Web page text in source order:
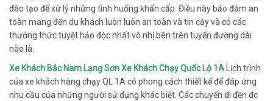
đào tạo để xử lý những tình huống khẩn cấp. Điều này bảo đảm an
toàn mang đến du khách luôn luôn an toàn và tin cậy và có các
thưởng thức tuyệt hảo độc nhất vô nhị bên trên tuyến đường dài
nào là.
Xe Khách Bắc Nam Lạng Sơn Xe Khách Chạy Quốc Lộ 1A Lịch trình
của xe khách hàng chạy QL 1A có phong cách thiết kế để đáp ứng
nhu cầu của những người sử dụng khác biệt. Các chuyến đi đền đc